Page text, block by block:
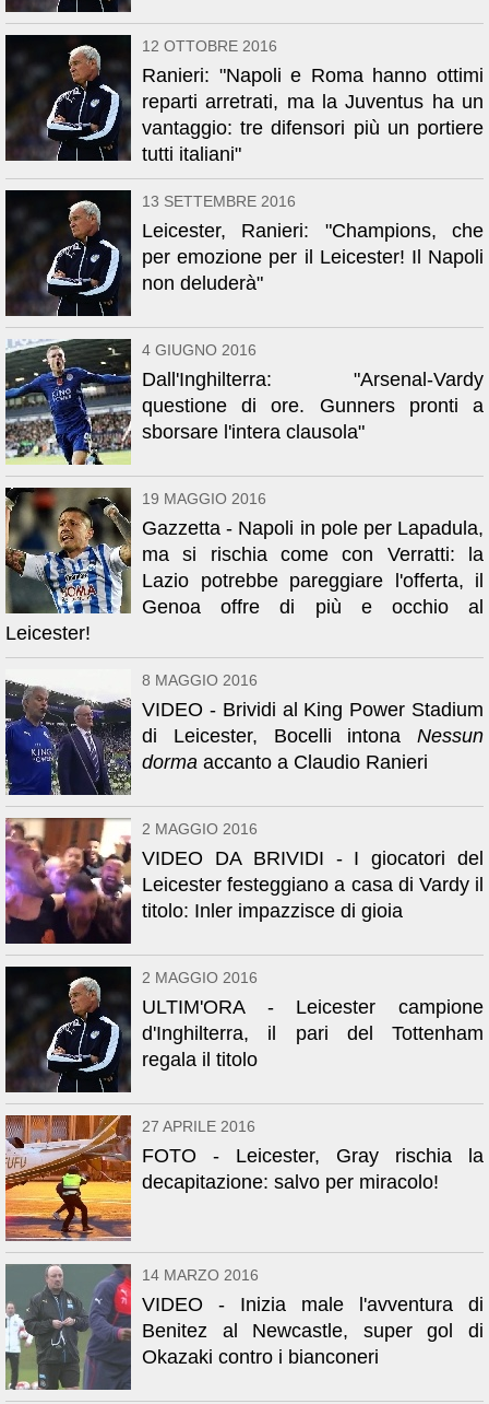
12 OTTOBRE 2016
Ranieri: "Napoli e Roma hanno ottimi
reparti arretrati, ma la Juventus ha un
vantaggio: tre difensori più un portiere
tutti italiani"
13 SETTEMBRE 2016
Leicester, Ranieri: "Champions, che
per emozione per il Leicester! Il Napoli
non deluderà"
4 GIUGNO 2016
Dall'Inghilterra: "Arsenal-Vardy
questione di ore. Gunners pronti a
sborsare l'intera clausola"
19 MAGGIO 2016
Gazzetta - Napoli in pole per Lapadula,
ma si rischia come con Verratti: la
Lazio potrebbe pareggiare l'offerta, il
Genoa offre di più e occhio al
Leicester!
8 MAGGIO 2016
VIDEO - Brividi al King Power Stadium
di Leicester, Bocelli intona Nessun
dorma accanto a Claudio Ranieri
2 MAGGIO 2016
VIDEO DA BRIVIDI - I giocatori del
Leicester festeggiano a casa di Vardy il
titolo: Inler impazzisce di gioia
2 MAGGIO 2016
ULTIM'ORA - Leicester campione
d'Inghilterra, il pari del Tottenham
regala il titolo
27 APRILE 2016
FOTO - Leicester, Gray rischia la
decapitazione: salvo per miracolo!
14 MARZO 2016
VIDEO - Inizia male l'avventura di
Benitez al Newcastle, super gol di
Okazaki contro i bianconeri